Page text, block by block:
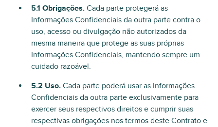
5.1 Obrigações. Cada parte protegerá as
Informações Confidenciais da outra parte contra o
uso, acesso ou divulgação não autorizados da
mesma maneira que protege as suas próprias
Informações Confidenciais, mantendo sempre um
cuidado razoável.
5.2 Uso. Cada parte poderá usar as Informações
Confidenciais da outra parte exclusivamente para
exercer seus respectivos direitos e cumprir suas
respectivas obrigações nos termos deste Contrato e